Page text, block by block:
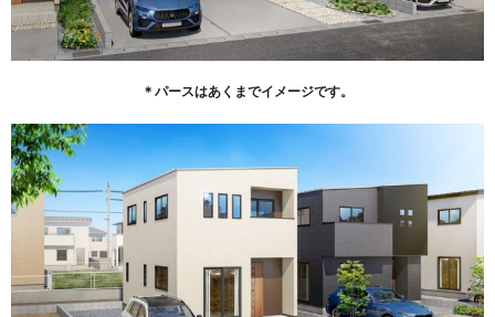
＊パースはあくまでイメージです。